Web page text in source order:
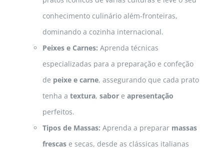
conhecimento culinário além-fronteiras,
dominando a cozinha internacional.
Peixes e Carnes: Aprenda técnicas
especializadas para a preparação e confeção
de peixe e carne, assegurando que cada prato
tenha atextura,sabor eapresentação
perfeitos.
Tipos de Massas: Aprenda a preparar massas
frescas e secas, desde as clássicas italianas